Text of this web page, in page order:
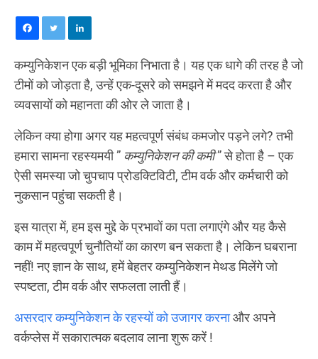
कम्युनिकेशन एक बड़ी भूमिका निभाता है। यह एक धागे की तरह है जो
टीमों को जोड़ता है, उन्हें एक-दूसरे को समझने में मदद करता है और
व्यवसायों को महानता की ओर ले जाता है।
लेकिन क्या होगा अगर यह महत्वपूर्ण संबंध कमजोर पड़ने लगे? तभी
हमारा सामना रहस्यमयी ” कम्युनिकेशन की कमी” से होता है – एक
ऐसी समस्या जो चुपचाप प्रोडक्टिविटी, टीम वर्क और कर्मचारी को
नुकसान पहुंचा सकती है।
इस यात्रा में, हम इस मुद्दे के प्रभावों का पता लगाएंगे और यह कैसे
काम में महत्वपूर्ण चुनौतियों का कारण बन सकता है। लेकिन घबराना
नहीं! नए ज्ञान के साथ, हमें बेहतर कम्युनिकेशन मेथड मिलेंगे जो
स्पष्टता, टीम वर्क और सफलता लाती हैं।
असरदार कम्युनिकेशन के रहस्यों को उजागर करनाऔर अपने
वर्कप्लेस में सकारात्मक बदलाव लाना शुरू करें !